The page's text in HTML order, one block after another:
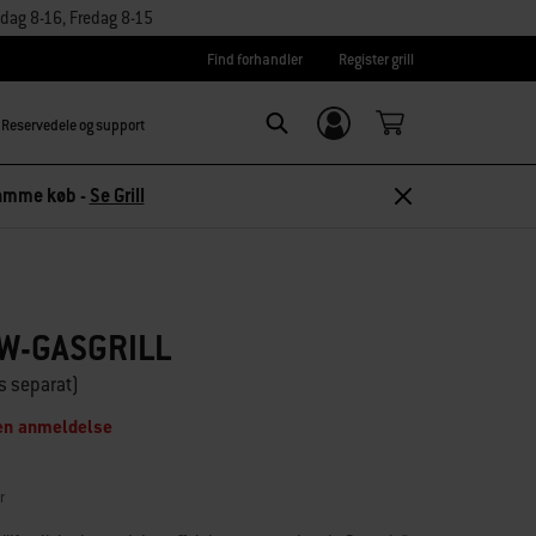
8-16, Fredag 8-15
Find forhandler Register grill
Reservedele og support
Log ind/
tilmeld dig
køb - Se Grill
GASGRILL
separat)
anmeldelse